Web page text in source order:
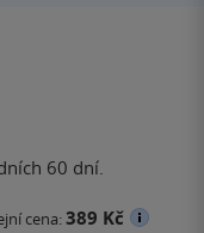
60 dní.
cena:389 Kč